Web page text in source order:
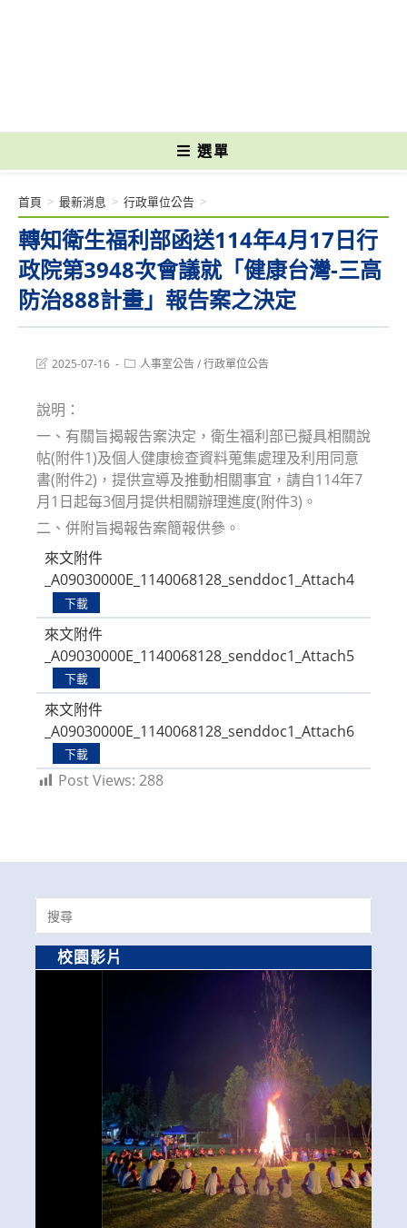
選單
轉知衛生福利部函送114年4月17日行
政院第3948次會議就「健康台灣-三高
防治888計畫」報告案之決定
首頁 > 最新消息 > 行政單位公告 >
Post2025-07-16
Post人事室公告/行政單位公告
說明：
一、有關旨揭報告案決定，衛生福利部已擬具相關說
帖(附件1)及個人健康檢查資料蒐集處理及利用同意
書(附件2)，提供宣導及推動相關事宜，請自114年7
月1日起每3個月提供相關辦理進度(附件3)。
二、併附旨揭報告案簡報供參。
來文附件
_A09030000E_1140068128_senddoc1_Attach4
下載
來文附件
_A09030000E_1140068128_senddoc1_Attach5
下載
來文附件
_A09030000E_1140068128_senddoc1_Attach6
下載
Post Views: 288
Search
for:
校園影片